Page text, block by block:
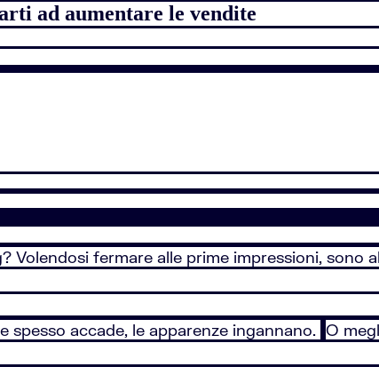
ad aumentare le vendite
Volendosi fermare alle prime impressioni,
spesso accade, le apparenze ingannano. O